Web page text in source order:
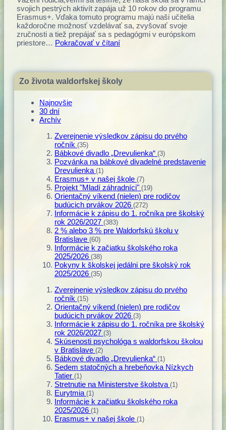
svojich pestrých aktivít zapája už 10 rokov do programu
Erasmus+. Vďaka tomuto programu majú naši učitelia
každoročne možnosť vzdelávať sa, zvyšovať svoje
zručnosti a tiež prepájať sa s pedagógmi v európskom
priestore… Pokračovať v čítaní
Zo života waldorfskej školy
Najnovšie
30 dní
Archív
Zverejnenie výsledkov zápisu do prvého
ročník (35)
Bábkové divadlo „Drevulienka“ (3)
Pozvánka na bábkové divadelné predstavenie
Drevulienka (1)
Erasmus+ v našej škole (7)
Projekt "Mladí záhradníci" (19)
Orientačný víkend (nielen) pre rodičov
budúcich prvákov 2026 (272)
Informácie k zápisu do 1. ročníka pre školský
rok 2026/2027 (383)
2 % alebo 3 % pre Waldorfskú školu v
Bratislave (60)
Informácie k začiatku školského roka
2025/2026 (38)
Pokyny k školskej jedálni pre školský rok
2025/2026 (35)
Zverejnenie výsledkov zápisu do prvého
ročník (15)
Orientačný víkend (nielen) pre rodičov
budúcich prvákov 2026 (3)
Informácie k zápisu do 1. ročníka pre školský
rok 2026/2027 (3)
Skúsenosti psychológa s waldorfskou školou
v Bratislave (2)
Bábkové divadlo „Drevulienka“ (1)
Sedem statočných a hrebeňovka Nízkych
Tatier (1)
Stretnutie na Ministerstve školstva (1)
Eurytmia (1)
Informácie k začiatku školského roka
2025/2026 (1)
Erasmus+ v našej škole (1)